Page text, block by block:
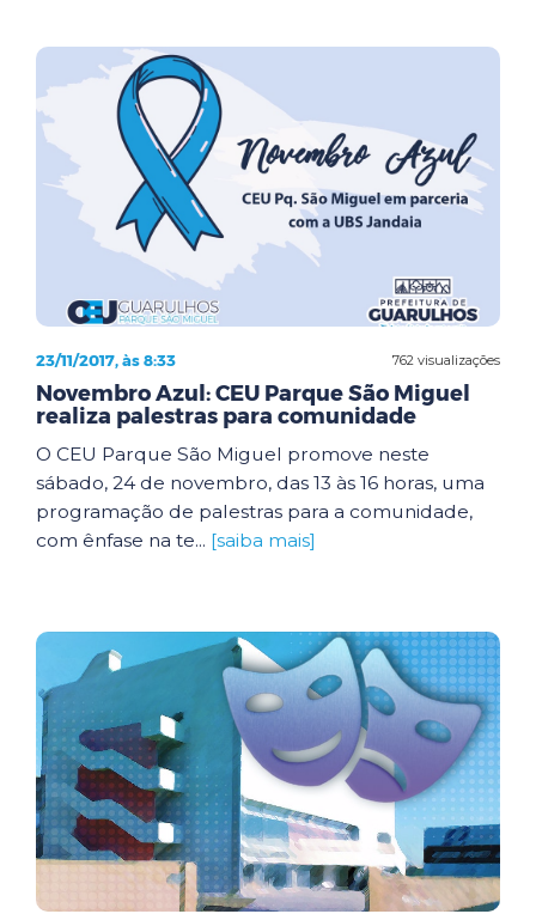
762 visualizações
23/11/2017, às 8:33
Novembro Azul: CEU Parque São Miguel
realiza palestras para comunidade
O CEU Parque São Miguel promove neste
sábado, 24 de novembro, das 13 às 16 horas, uma
programação de palestras para a comunidade,
com ênfase na te... [saiba mais]